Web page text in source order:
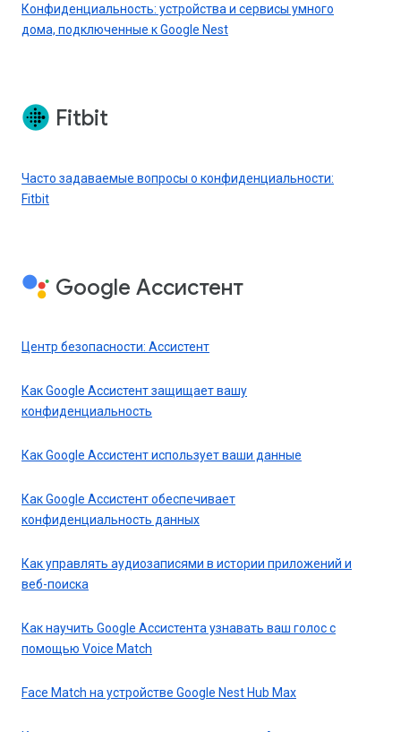
Конфиденциальность: устройства и сервисы умного
дома, подключенные к Google Nest
Fitbit
Часто задаваемые вопросы о конфиденциальности:
Fitbit
Google Ассистент
Центр безопасности: Ассистент
Как Google Ассистент защищает вашу
конфиденциальность
Как Google Ассистент использует ваши данные
Как Google Ассистент обеспечивает
конфиденциальность данных
Как управлять аудиозаписями в истории приложений и
веб-поиска
Как научить Google Ассистента узнавать ваш голос с
помощью Voice Match
Face Match на устройстве Google Nest Hub Max